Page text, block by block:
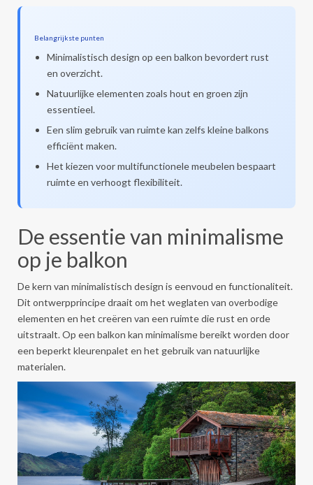
Belangrijkste punten
Minimalistisch design op een balkon bevordert rust
en overzicht.
Natuurlijke elementen zoals hout en groen zijn
essentieel.
Een slim gebruik van ruimte kan zelfs kleine balkons
efficiënt maken.
Het kiezen voor multifunctionele meubelen bespaart
ruimte en verhoogt flexibiliteit.
De essentie van minimalisme
op je balkon
De kern van minimalistisch design is eenvoud en functionaliteit.
Dit ontwerpprincipe draait om het weglaten van overbodige
elementen en het creëren van een ruimte die rust en orde
uitstraalt. Op een balkon kan minimalisme bereikt worden door
een beperkt kleurenpalet en het gebruik van natuurlijke
materialen.